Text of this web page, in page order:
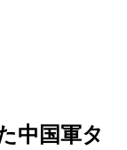
中国軍タ